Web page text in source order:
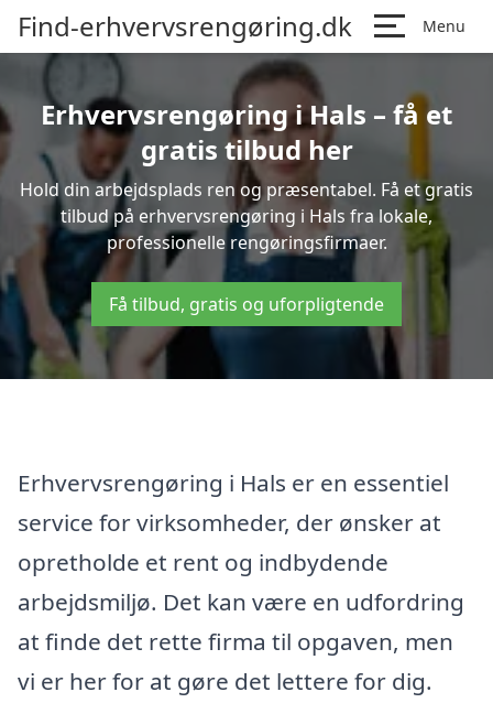
Find-erhvervsrengøring.dk Menu
Erhvervsrengøring i Hals – få et
gratis tilbud her
Hold din arbejdsplads ren og præsentabel. Få et gratis
tilbud på erhvervsrengøring i Hals fra lokale,
professionelle rengøringsfirmaer.
Få tilbud, gratis og uforpligtende
Erhvervsrengøring i Hals er en essentiel
service for virksomheder, der ønsker at
opretholde et rent og indbydende
arbejdsmiljø. Det kan være en udfordring
at finde det rette firma til opgaven, men
vi er her for at gøre det lettere for dig.